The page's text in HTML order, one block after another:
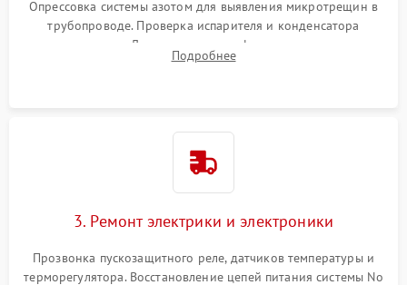
Опрессовка системы азотом для выявления микротрещин в
трубопроводе. Проверка испарителя и конденсатора
течеискателем. Демонтаж старого фильтра-осушителя и
продувка капиллярной трубки для устранения засоров.
Подробнее
3. Ремонт электрики и электроники
Прозвонка пускозащитного реле, датчиков температуры и
терморегулятора. Восстановление цепей питания системы No